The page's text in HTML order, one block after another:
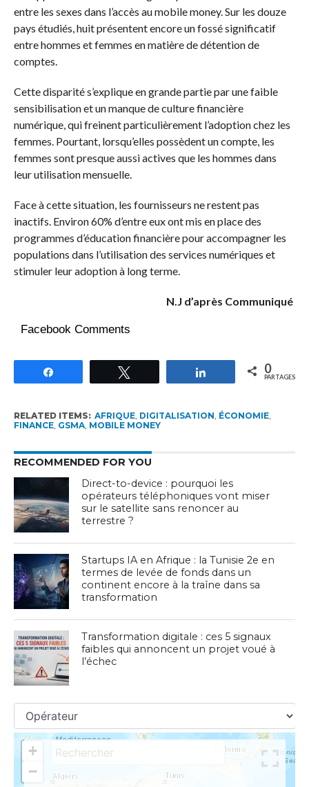
entre les sexes dans l’accès au mobile money. Sur les douze
pays étudiés, huit présentent encore un fossé significatif
entre hommes et femmes en matière de détention de
comptes.
Cette disparité s’explique en grande partie par une faible
sensibilisation et un manque de culture financière
numérique, qui freinent particulièrement l’adoption chez les
femmes. Pourtant, lorsqu’elles possèdent un compte, les
femmes sont presque aussi actives que les hommes dans
leur utilisation mensuelle.
Face à cette situation, les fournisseurs ne restent pas
inactifs. Environ 60% d’entre eux ont mis en place des
programmes d’éducation financière pour accompagner les
populations dans l’utilisation des services numériques et
stimuler leur adoption à long terme.
N.J d’après Communiqué
Facebook Comments
Partagez 0
PARTAGES
RELATED ITEMS: AFRIQUE, DIGITALISATION, ÉCONOMIE,
FINANCE, GSMA, MOBILE MONEY
RECOMMENDED FOR YOU
Direct-to-device : pourquoi les
opérateurs téléphoniques vont miser
sur le satellite sans renoncer au
terrestre ?
Startups IA en Afrique : la Tunisie 2e en
termes de levée de fonds dans un
continent encore à la traîne dans sa
transformation
Transformation digitale : ces 5 signaux
faibles qui annoncent un projet voué à
l’échec